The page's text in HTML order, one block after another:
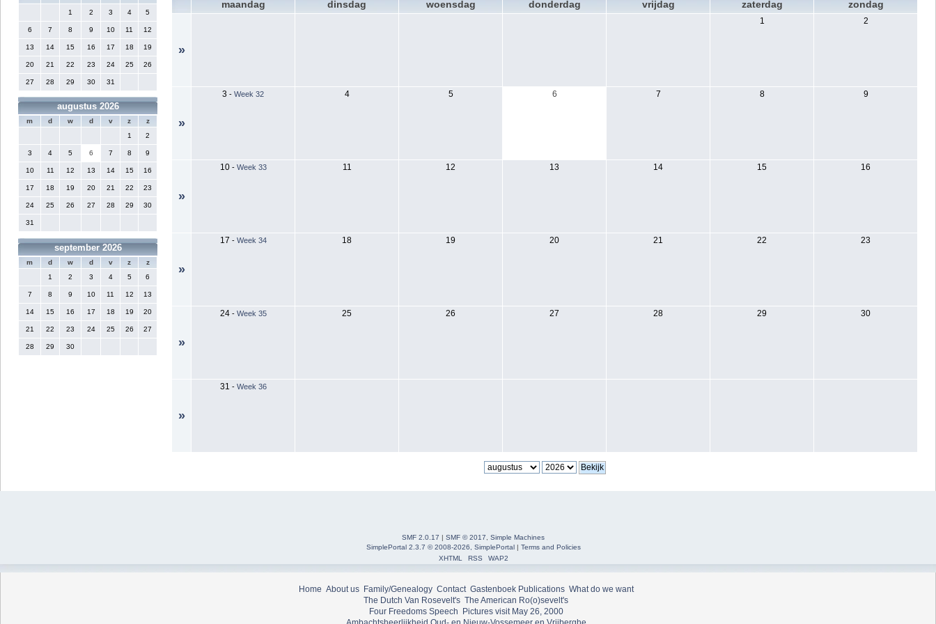
1
2 3 4 5
6 7 8 9 10 11 12
13 14 15 16 17 18 19
20 21 22 23 24 25 26
27 28 29 30 31
augustus 2026
m d w d v z
z
1
2
3 4 5 6 7 8 9
10 11 12 13 14 15 16
17 18 19 20 21 22 23
24 25 26 27 28 29 30
31
september 2026
m d w d v z
z
1
2 3 4 5 6
7 8 9 10 11 12 13
14 15 16 17 18 19 20
21 22 23 24 25 26 27
28 29 30
maandag dinsdag woensdag donderdag vrijdag zaterdag zondag
»
1 2
»
3 - Week 32 4 5 6 7 8 9
»
10- Week 33 11 12 13 14 15 16
»
17 - Week 34 18 19 20 21 22 23
»
24- Week 35 25 26 27 28 29 30
»
31 - Week 36
SMF 2.0.17 | SMF © 2017
Simple Machines
SimplePortal 2.3.7 © 2008-2026, SimplePortal| Terms and Policies
XHTML
RSS WAP2
Home About us Family/Genealogy Contact Gastenboek Publications What do we want
The Dutch Van Rosevelt's The American Ro(o)sevelt's
Four Freedoms Speech Pictures visit May 26, 2000